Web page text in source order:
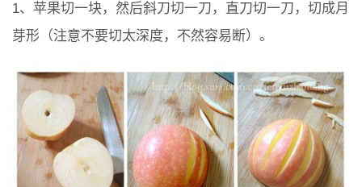
1、苹果切一块，然后斜刀切一刀，直刀切一刀，切成月
芽形（注意不要切太深度，不然容易断）。